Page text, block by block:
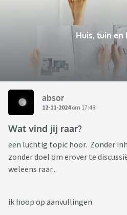
Huis, tuin en
absor
12-11-2024om 17:48
Wat vind jij raar?
een luchtig topic hoor. Zonder
zonder doel om erover te
weleens raar..
ik hoop op aanvullingen